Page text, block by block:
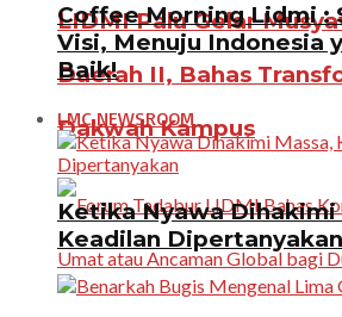
LIDMI Palu Gelar
Daerah II, Bahas
Dakwah Kampus
Coffee Morning Lidmi :
Visi, Menuju Indonesia
Baik!
LMC NEWSROOM
Ketika Nyawa Dihakimi
Keadilan Dipertanyakan